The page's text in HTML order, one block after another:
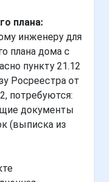
плана:
инженеру для
плана дома с
пункту 21.12
Росреестра от
потребуются:
документы
(выписка из